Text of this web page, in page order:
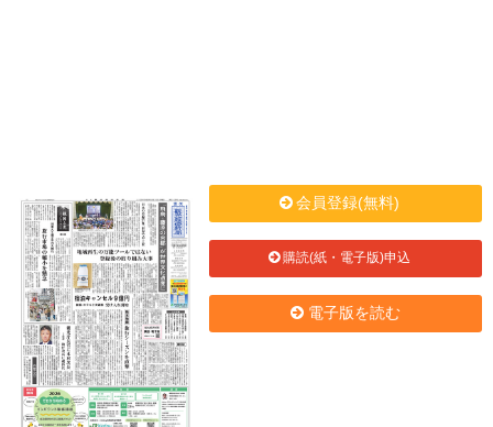
会員登録(無料)
購読(紙・電子版)申込
電子版を読む